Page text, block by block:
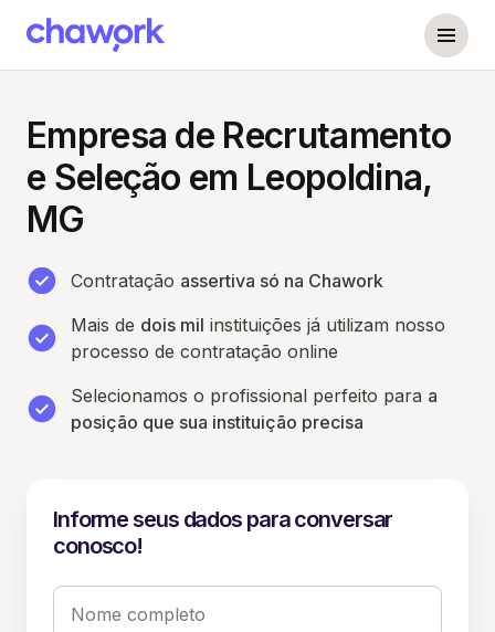
Empresa de Recrutamento
e Seleção em Leopoldina,
MG
Contratação assertiva só na Chawork
Mais de dois mil instituições já utilizam nosso
processo de contratação online
Selecionamos o profissional perfeito para a
posição que sua instituição precisa
Informe seus dados para conversar
conosco!
Nome completo